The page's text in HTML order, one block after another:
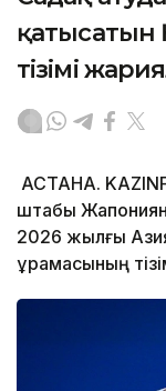
қатысатын
тізімі
АСТАНА.
штабы
2026 жылғы
құрамасының